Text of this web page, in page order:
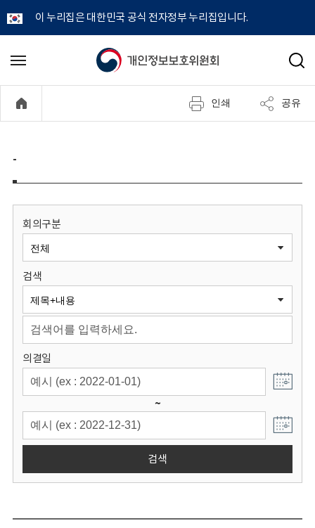
이 누리집은 대한민국 공식 전자정부 누리집입니다.
개
정
보
원
회
메
기
검
인쇄 공유
-
회의구분
검색
의결일
~
검색